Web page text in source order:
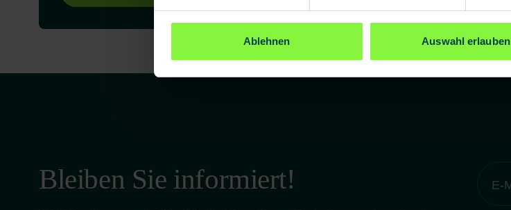
Ablehnen Auswahl erlauben
Bleiben Sie informiert!